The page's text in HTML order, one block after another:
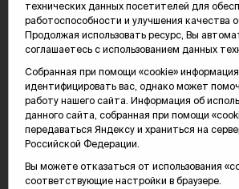
Главный редактор: Панкина Т.Ю.
kika@vsluh.ru
По вопросам рекламы:
(3452) 68-89-78
kotovaev@sibinformburo.ru
mim@vsluh.ru
технических данных посетителей для
работоспособности и улучшения качества
Продолжая использовать ресурс, Вы
соглашаетесь с использованием данных
Собранная при помощи «cookie»
идентифицировать вас, однако может
работу нашего сайта. Информация об
данного сайта, собранная при помощи
передаваться Яндексу и храниться на
Российской Федерации.
Вы можете отказаться от использования
соответствующие настройки в браузере.